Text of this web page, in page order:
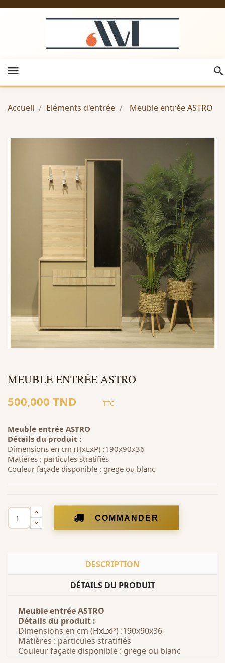
menu
Accueil Eléments d'entrée Meuble entrée ASTRO
MEUBLE ENTRÉE ASTRO
500,000 TND TTC
Meuble entrée ASTRO
Détails du produit :
Dimensions en cm (HxLxP) :190x90x36
Matières : particules stratifiés
Couleur façade disponible : grege ou blanc
COMMANDER
DESCRIPTION
DÉTAILS DU PRODUIT
Meuble entrée ASTRO
Détails du produit :
Dimensions en cm (HxLxP) :190x90x36
Matières : particules stratifiés
Couleur façade disponible : grege ou blanc